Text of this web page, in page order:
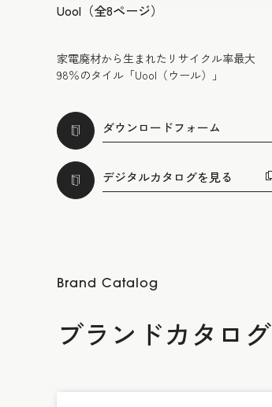
Uool（全8ページ）
家電廃材から生まれたリサイクル率最大
98％のタイル「Uool（ウール）」
ダウンロードフォーム
デジタルカタログを見る
Brand Catalog
ブランドカタログ